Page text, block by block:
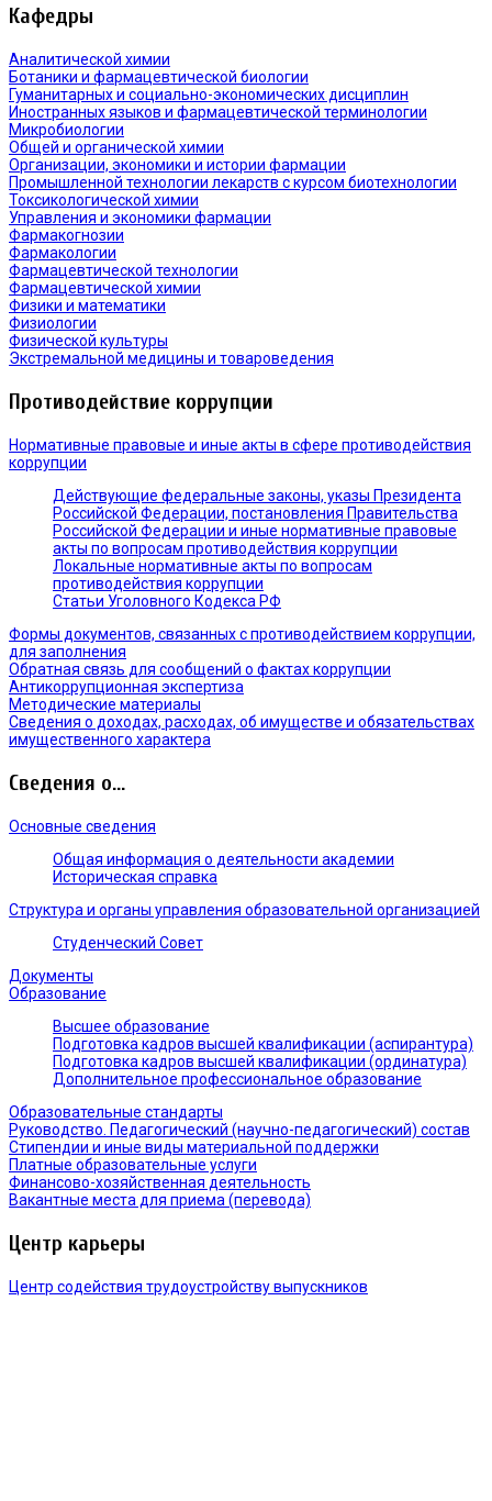
Кафедры
Аналитической химии
Ботаники и фармацевтической биологии
Гуманитарных и социально-экономических дисциплин
Иностранных языков и фармацевтической терминологии
Микробиологии
Общей и органической химии
Организации, экономики и истории фармации
Промышленной технологии лекарств с курсом биотехнологии
Токсикологической химии
Управления и экономики фармации
Фармакогнозии
Фармакологии
Фармацевтической технологии
Фармацевтической химии
Физики и математики
Физиологии
Физической культуры
Экстремальной медицины и товароведения
Противодействие коррупции
Нормативные правовые и иные акты в сфере противодействия
коррупции
Действующие федеральные законы, указы Президента
Российской Федерации, постановления Правительства
Российской Федерации и иные нормативные правовые
акты по вопросам противодействия коррупции
Локальные нормативные акты по вопросам
противодействия коррупции
Статьи Уголовного Кодекса РФ
Формы документов, связанных с противодействием коррупции,
для заполнения
Обратная связь для сообщений о фактах коррупции
Антикоррупционная экспертиза
Методические материалы
Сведения о доходах, расходах, об имуществе и обязательствах
имущественного характера
Сведения о...
Основные сведения
Общая информация о деятельности академии
Историческая справка
Структура и органы управления образовательной организацией
Студенческий Совет
Документы
Образование
Высшее образование
Подготовка кадров высшей квалификации (аспирантура)
Подготовка кадров высшей квалификации (ординатура)
Дополнительное профессиональное образование
Образовательные стандарты
Руководство. Педагогический (научно-педагогический) состав
Стипендии и иные виды материальной поддержки
Платные образовательные услуги
Финансово-хозяйственная деятельность
Вакантные места для приема (перевода)
Центр карьеры
Центр содействия трудоустройству выпускников